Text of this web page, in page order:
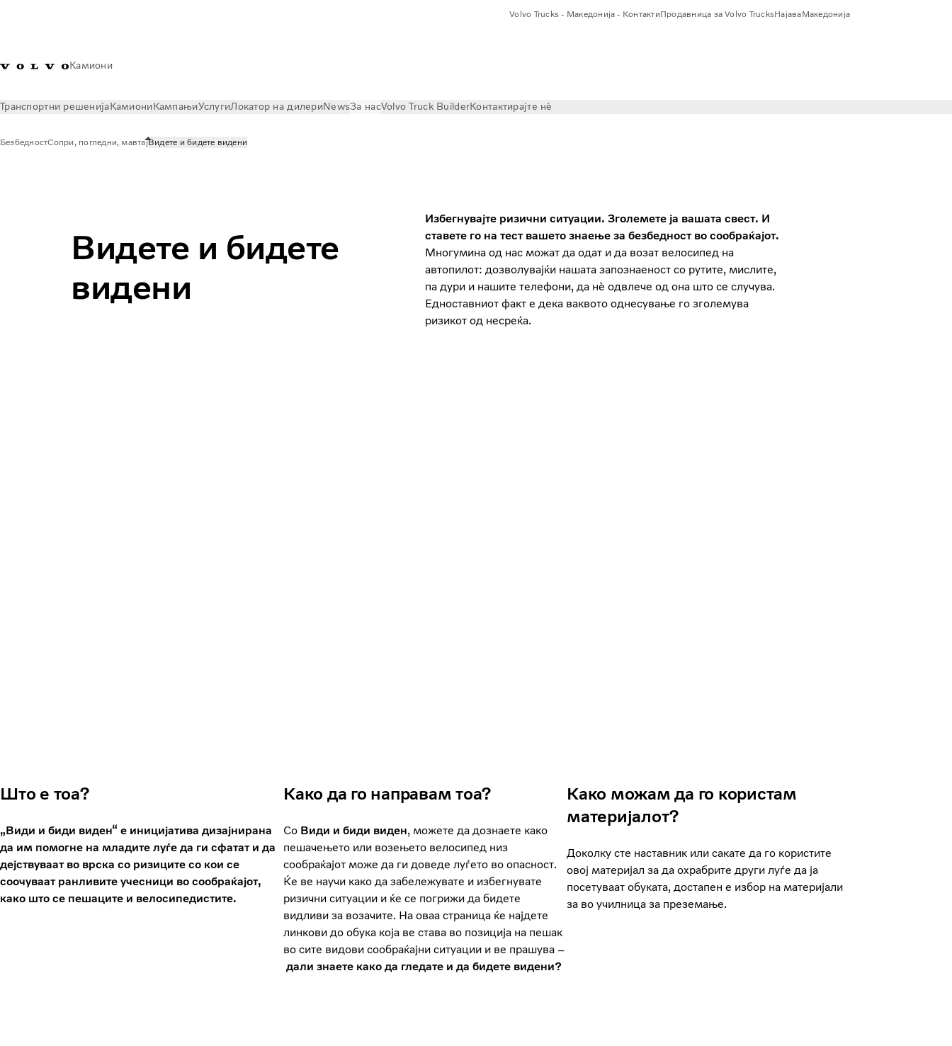
Камиони
Volvo Trucks - Македонија - КонтактиПродавница за Volvo TrucksНајаваМакедонија
Транспортни решенијаКамиониКампањиУслугиЛокатор на дилериNewsЗа насVolvo Truck BuilderКонтактирајте нѐ
БезбедностСопри, погледни, мавтајВидете и бидете видени
Видете и бидете
видени
Избегнувајте ризични ситуации. Зголемете ја вашата свест. И
ставете го на тест вашето знаење за безбедност во сообраќајот.
Многумина од нас можат да одат и да возат велосипед на
автопилот: дозволувајќи нашата запознаеност со рутите, мислите,
па дури и нашите телефони, да нè одвлече од она што се случува.
Едноставниот факт е дека ваквото однесување го зголемува
ризикот од несреќа.
Што е тоа?
„Види и биди виден“ е иницијатива дизајнирана
да им помогне на младите луѓе да ги сфатат и да
дејствуваат во врска со ризиците со кои се
соочуваат ранливите учесници во сообраќајот,
како што се пешаците и велосипедистите.
Како да го направам тоа?
Со Види и биди виден, можете да дознаете како
пешачењето или возењето велосипед низ
сообраќајот може да ги доведе луѓето во опасност.
Ќе ве научи како да забележувате и избегнувате
ризични ситуации и ќе се погрижи да бидете
видливи за возачите. На оваа страница ќе најдете
линкови до обука која ве става во позиција на пешак
во сите видови сообраќајни ситуации и ве прашува –
дали знаете како да гледате и да бидете видени?
Како можам да го користам
материјалот?
Доколку сте наставник или сакате да го користите
овој материјал за да охрабрите други луѓе да ја
посетуваат обуката, достапен е избор на материјали
за во училница за преземање.